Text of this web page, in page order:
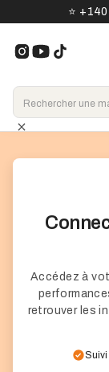
⭐️
Accédez à
retrouver les